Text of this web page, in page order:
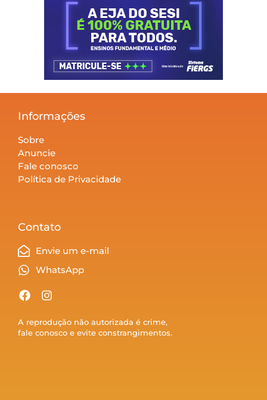
Informações
Sobre
Anuncie
Fale conosco
Política de Privacidade
Contato
Envie um e-mail
WhatsApp
A reprodução não autorizada é crime,
fale conosco e evite constrangimentos.